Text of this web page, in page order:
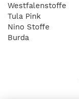
Westfalenstoffe
Tula Pink
Nino Stoffe
Burda